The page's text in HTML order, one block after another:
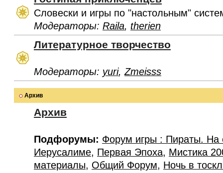
Словески и игры по "настольным"
Модераторы: Raila, therien
Литературное творчество
Модераторы: yuri, Zmeisss
Архив
Архив
Подфорумы: Форум игры : Пираты. На
Иерусалиме, Первая Эпоха, Мистика
материалы, Общий Форум, Ночь в